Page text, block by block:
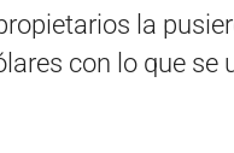
la
con lo que